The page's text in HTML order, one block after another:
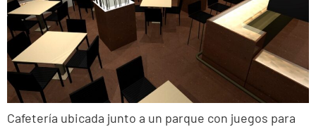
Cafetería ubicada junto a un parque con juegos para